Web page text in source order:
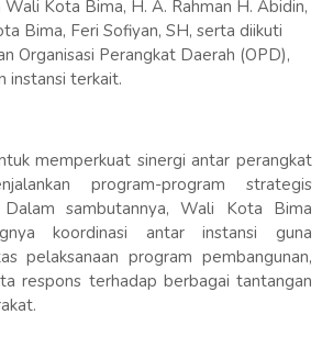
Kota Bima, H. A. Rahman H. Abidin,
Bima, Feri Sofiyan, SH, serta diikuti
Organisasi Perangkat Daerah (OPD),
instansi terkait.
memperkuat sinergi antar perangkat
program-program strategis
sambutannya, Wali Kota Bima
koordinasi antar instansi guna
pelaksanaan program pembangunan,
respons terhadap berbagai tantangan